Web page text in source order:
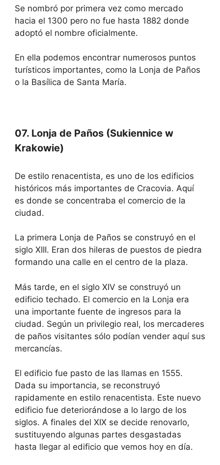
Se nombró por primera vez como mercado
hacia el 1300 pero no fue hasta 1882 donde
adoptó el nombre oficialmente.
En ella podemos encontrar numerosos puntos
turísticos importantes, como la Lonja de Paños
o la Basílica de Santa María.
07. Lonja de Paños (Sukiennice w
Krakowie)
De estilo renacentista, es uno de los edificios
históricos más importantes de Cracovia. Aquí
es donde se concentraba el comercio de la
ciudad.
La primera Lonja de Paños se construyó en el
siglo XIII. Eran dos hileras de puestos de piedra
formando una calle en el centro de la plaza.
Más tarde, en el siglo XIV se construyó un
edificio techado. El comercio en la Lonja era
una importante fuente de ingresos para la
ciudad. Según un privilegio real, los mercaderes
de paños visitantes sólo podían vender aquí sus
mercancías.
El edificio fue pasto de las llamas en 1555.
Dada su importancia, se reconstruyó
rapidamente en estilo renacentista. Este nuevo
edificio fue deteriorándose a lo largo de los
siglos. A finales del XIX se decide renovarlo,
sustituyendo algunas partes desgastadas
hasta llegar al edificio que vemos hoy en día.